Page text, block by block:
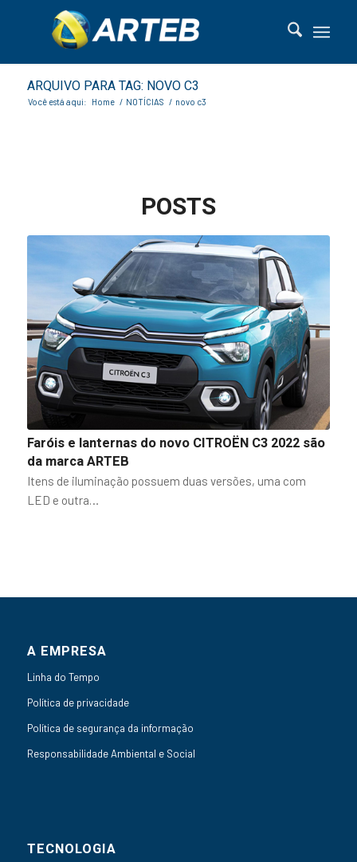
ARQUIVO PARA TAG: NOVO C3
Você está aqui: Home / NOTÍCIAS / novo c3
POSTS
Faróis e lanternas do novo CITROËN C3 2022 são
da marca ARTEB
Itens de iluminação possuem duas versões, uma com
LED e outra…
A EMPRESA
Linha do Tempo
Política de privacidade
Política de segurança da informação
Responsabilidade Ambiental e Social
TECNOLOGIA